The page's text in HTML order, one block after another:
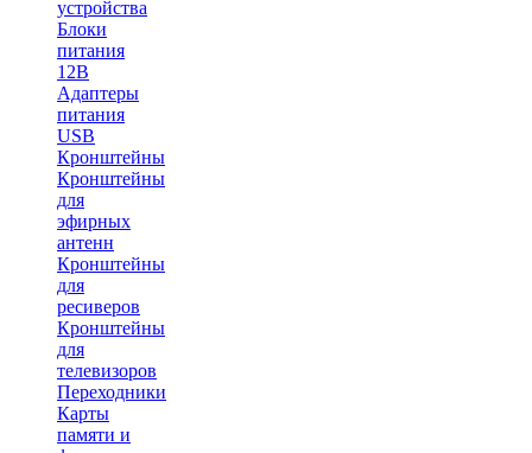
устройства
Блоки
питания
12В
Адаптеры
питания
USB
Кронштейны
Кронштейны
для
эфирных
антенн
Кронштейны
для
ресиверов
Кронштейны
для
телевизоров
Переходники
Карты
памяти и